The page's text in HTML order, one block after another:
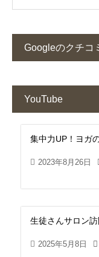
Googleのクチコ
YouTube
集中力UP！ヨガ
2023年8月26日
生徒さんサロン
2025年5月8日